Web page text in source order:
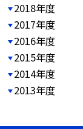
2018年度
2017年度
2016年度
2015年度
2014年度
2013年度